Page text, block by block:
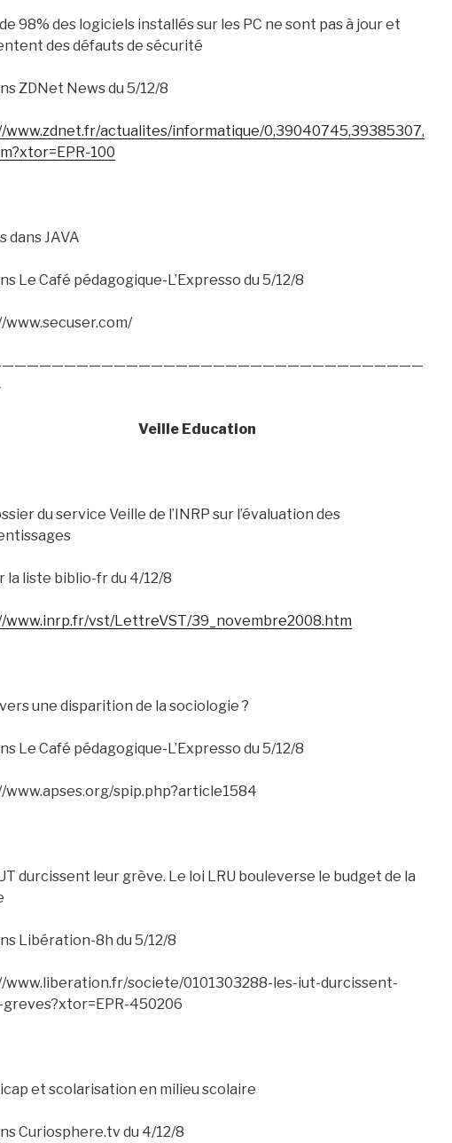
98% des logiciels installés sur les PC ne sont pas à jour et
des défauts de sécurité
ZDNet News du 5/12/8
www.zdnet.fr/actualites/informatique/0,39040745,39385307,
100
dans JAVA
Le Café pédagogique-L’Expresso du 5/12/8
www.secuser.com/
Veille Education
du service Veille de l’INRP sur l’évaluation des
la liste biblio-fr du 4/12/8
www.inrp.fr/vst/LettreVST/39_novembre2008.htm
vers une disparition de la sociologie ?
Le Café pédagogique-L’Expresso du 5/12/8
www.apses.org/spip.php?article1584
durcissent leur grève. Le loi LRU bouleverse le budget de la
Libération-8h du 5/12/8
www.liberation.fr/societe/0101303288-les-iut-durcissent-
greves?xtor=EPR-450206
et scolarisation en milieu scolaire
Curiosphere.tv du 4/12/8